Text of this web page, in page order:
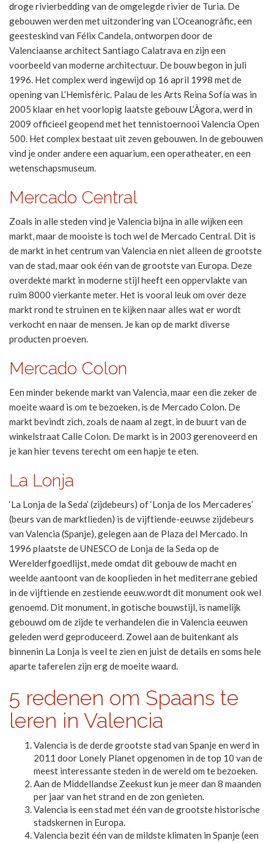
droge rivierbedding van de omgelegde rivier de Turia. De
gebouwen werden met uitzondering van L’Oceanogràfic, een
geesteskind van Félix Candela, ontworpen door de
Valenciaanse architect Santiago Calatrava en zijn een
voorbeeld van moderne architectuur. De bouw begon in juli
1996. Het complex werd ingewijd op 16 april 1998 met de
opening van L’Hemisfèric. Palau de les Arts Reina Sofía was in
2005 klaar en het voorlopig laatste gebouw L’Àgora, werd in
2009 officieel geopend met het tennistoernooi Valencia Open
500. Het complex bestaat uit zeven gebouwen. In de gebouwen
vind je onder andere een aquarium, een operatheater, en een
wetenschapsmuseum.
Mercado Central
Zoals in alle steden vind je Valencia bijna in alle wijken een
markt, maar de mooiste is toch wel de Mercado Central. Dit is
de markt in het centrum van Valencia en niet alleen de grootste
van de stad, maar ook één van de grootste van Europa. Deze
overdekte markt in moderne stijl heeft een oppervlakte van
ruim 8000 vierkante meter. Het is vooral leuk om over deze
markt rond te struinen en te kijken naar alles wat er wordt
verkocht en naar de mensen. Je kan op de markt diverse
producten proeven.
Mercado Colon
Een minder bekende markt van Valencia, maar een die zeker de
moeite waard is om te bezoeken, is de Mercado Colon. De
markt bevindt zich, zoals de naam al zegt, in de buurt van de
winkelstraat Calle Colon. De markt is in 2003 gerenoveerd en
je kan hier tevens terecht om een hapje te eten.
La Lonja
‘La Lonja de la Seda’ (zijdebeurs) of ‘Lonja de los Mercaderes’
(beurs van de marktlieden) is de vijftiende-eeuwse zijdebeurs
van Valencia (Spanje), gelegen aan de Plaza del Mercado. In
1996 plaatste de UNESCO de Lonja de la Seda op de
Werelderfgoedlijst, mede omdat dit gebouw de macht en
weelde aantoont van de kooplieden in het mediterrane gebied
in de vijftiende en zestiende eeuw.wordt dit monument ook wel
genoemd. Dit monument, in gotische bouwstijl, is namelijk
gebouwd om de zijde te verhandelen die in Valencia eeuwen
geleden werd geproduceerd. Zowel aan de buitenkant als
binnenin La Lonja is veel te zien en juist de details en soms hele
aparte taferelen zijn erg de moeite waard.
5 redenen om Spaans te
leren in Valencia
Valencia is de derde grootste stad van Spanje en werd in
2011 door Lonely Planet opgenomen in de top 10 van de
meest interessante steden in de wereld om te bezoeken.
Aan de Middellandse Zeekust kun je meer dan 8 maanden
per jaar van het strand en de zon genieten.
Valencia is een stad met één van de grootste historische
stadskernen in Europa.
Valencia bezit één van de mildste klimaten in Spanje (een